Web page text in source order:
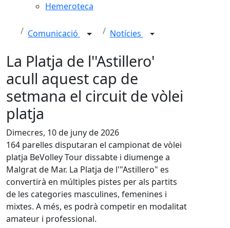
Hemeroteca
Comunicació Notícies
La Platja de l''Astillero'
acull aquest cap de
setmana el circuit de vòlei
platja
Dimecres, 10 de juny de 2026
164 parelles disputaran el campionat de vòlei
platja BeVolley Tour dissabte i diumenge a
Malgrat de Mar. La Platja de l'"Astillero" es
convertirà en múltiples pistes per als partits
de les categories masculines, femenines i
mixtes. A més, es podrà competir en modalitat
amateur i professional.